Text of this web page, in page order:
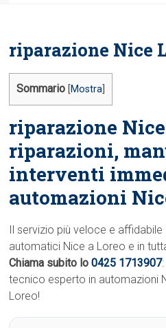
riparazione Nice
Sommario Mostra
riparazione
riparazioni,
interventi
automazioni
Il servizio più veloce e
automatici Nice a Loreo e in
Chiama subito lo0425 1713907
tecnico esperto in automazioni
Loreo!